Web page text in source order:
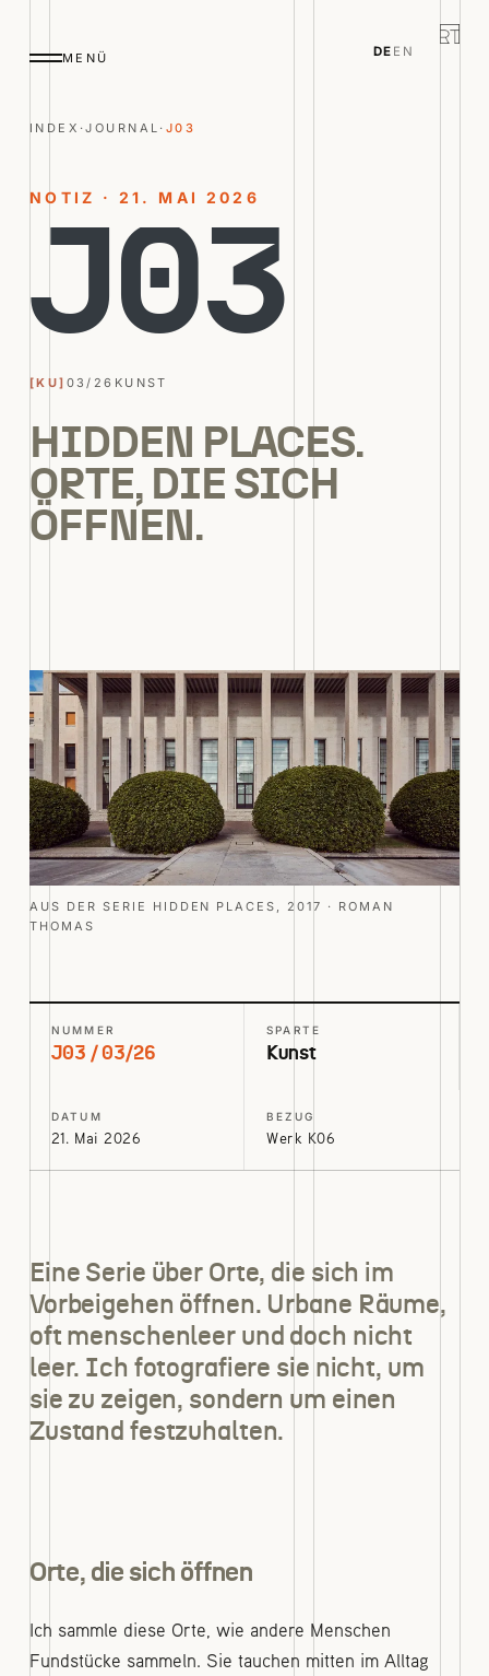
MENÜ DE EN
INDEX ·JOURNAL · J03
NOTIZ · 21. MAI 2026
J03
[KU] 03/26 KUNST
HIDDEN PLACES.
ORTE, DIE SICH
ÖFFNEN.
AUS DER SERIE HIDDEN PLACES, 2017 · ROMAN
THOMAS
NUMMER
J03 / 03/26
SPARTE
Kunst
DATUM
21. Mai 2026
BEZUG
Werk K06
Eine Serie über Orte, die sich im
Vorbeigehen öffnen. Urbane Räume,
oft menschenleer und doch nicht
leer. Ich fotografiere sie nicht, um
sie zu zeigen, sondern um einen
Zustand festzuhalten.
Orte, die sich öffnen
Ich sammle diese Orte, wie andere Menschen
Fundstücke sammeln. Sie tauchen mitten im Alltag